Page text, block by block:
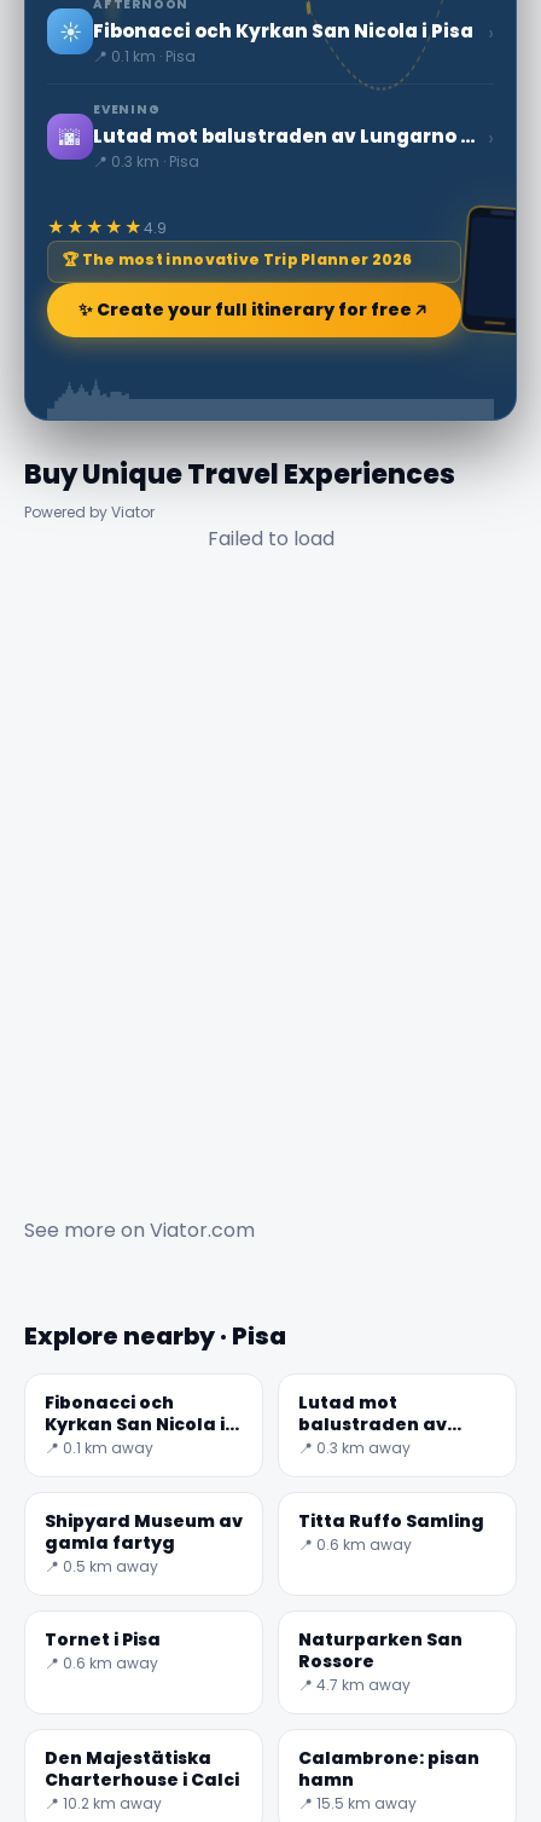
☀️
AFTERNOON
Fibonacci och Kyrkan San Nicola i Pisa
📍 0.1 km · Pisa
›
🌆
EVENING
Lutad mot balustraden av Lungarno Gambacorti, med utsikt över floden vid punkt f
📍 0.3 km · Pisa
›
★★★★★4.9
🏆 The most innovative Trip Planner 2026
✨ Create your full itinerary for free
Buy Unique Travel Experiences
Powered by Viator
Failed to load
See more on Viator.com
Explore nearby · Pisa
Fibonacci och
Kyrkan San Nicola i
Pisa
📍 0.1 km away
Lutad mot
balustraden av
Lungarno
utsikt över floden
vid punkt f
📍 0.3 km away
Shipyard Museum av
gamla fartyg
📍 0.5 km away
Titta Ruffo Samling
📍 0.6 km away
Tornet i Pisa
📍 0.6 km away
Naturparken San
Rossore
📍 4.7 km away
Den Majestätiska
Charterhouse i Calci
📍 10.2 km away
Calambrone: pisan
hamn
📍 15.5 km away